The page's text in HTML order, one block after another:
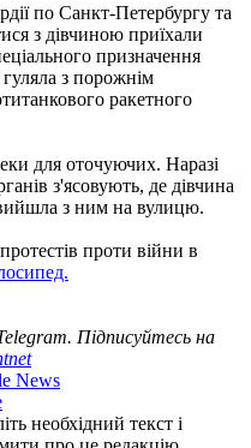
по Санкт-Петербургу та
з дівчиною приїхали
призначення
з порожнім
ракетного
для оточуючих. Наразі
з'ясовують, де дівчина
з ним на вулицю.
проти війни в
Підписуйтесь на
News
необхідний текст і